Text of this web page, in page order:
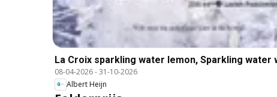
La Croix sparkling water lemon, Sparkling water
08-04-2026-31-10-2026
Albert Heijn